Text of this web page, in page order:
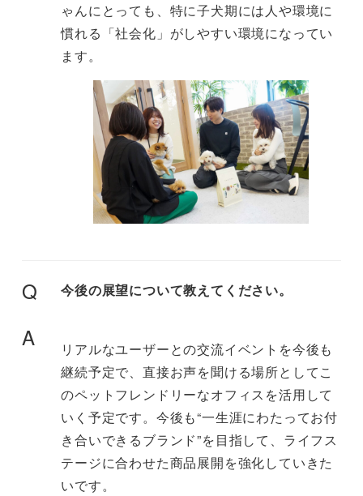
ゃんにとっても、特に子犬期には人や環境に
慣れる「社会化」がしやすい環境になってい
ます。
Q 今後の展望について教えてください。
A
リアルなユーザーとの交流イベントを今後も
継続予定で、直接お声を聞ける場所としてこ
のペットフレンドリーなオフィスを活用して
いく予定です。今後も“一生涯にわたってお付
き合いできるブランド”を目指して、ライフス
テージに合わせた商品展開を強化していきた
いです。